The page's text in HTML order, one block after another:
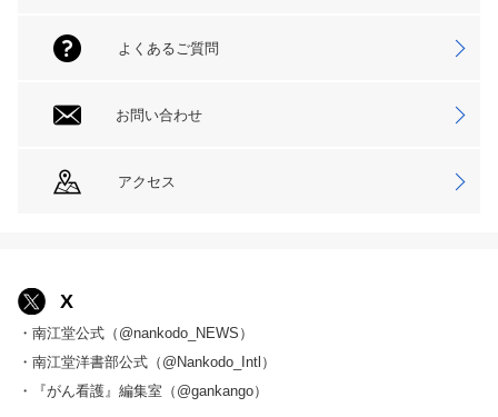
よくあるご質問
お問い合わせ
アクセス
X
・南江堂公式（@nankodo_NEWS）
・南江堂洋書部公式（@Nankodo_Intl）
・『がん看護』編集室（@gankango）